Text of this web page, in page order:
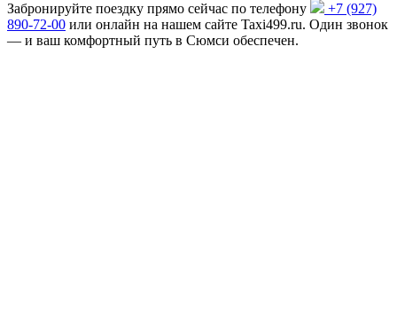
Забронируйте поездку прямо сейчас по телефону
+7 (927)
890-72-00 или онлайн на нашем сайте Taxi499.ru. Один звонок
— и ваш комфортный путь в Сюмси обеспечен.